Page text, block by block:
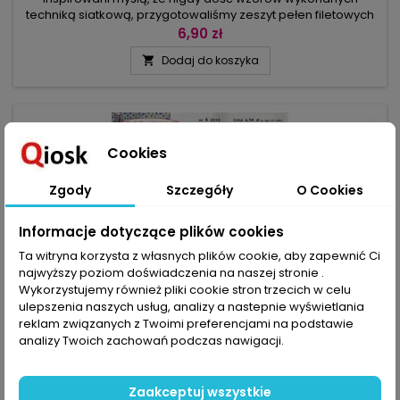
techniką siatkową, przygotowaliśmy zeszyt pełen filetowych
serwet, serwetek, plis, obrusów i bieżników. Ale nie
wykonujemy z 36 motywów, które na koniec łączymy ze
6,90 zł
 Dodaj do koszyka
SZYDEŁKOWANIE 4/2010
Cookies
Zgody Szczegóły O Cookies
Informacje dotyczące plików cookies
Ta witryna korzysta z własnych plików cookie, aby zapewnić Ci
najwyższy poziom doświadczenia na naszej stronie .
Wykorzystujemy również pliki cookie stron trzecich w celu
ulepszenia naszych usług, analizy a nastepnie wyświetlania
reklam związanych z Twoimi preferencjami na podstawie
analizy Twoich zachowań podczas nawigacji.
Zaakceptuj wszystkie